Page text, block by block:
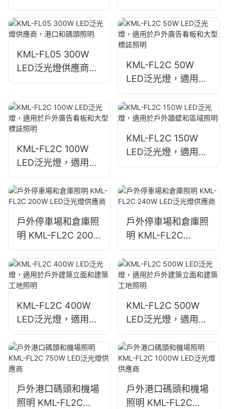
適用於工業廠房、廣
告看板和大型標誌照
明。
適用於廣場和公園照
明
KML-FL05 300W
LED泛光燈供應商，
港口和碼頭照明
KML-FL2C 50W
LED泛光燈，適用於
戶外廣告看板和大型
標誌照明
KML-FL2C 100W
LED泛光燈，適用於
戶外廣告看板和大型
標誌照明
KML-FL2C 150W
LED泛光燈，適用於
戶外牆壁和區域照明
戶外停車場和倉庫照
明 KML-FL2C 200W
LED泛光燈供應商
戶外停車場和倉庫照
明 KML-FL2C
240W LED泛光燈供
應商
KML-FL2C 400W
LED泛光燈，適用於
戶外建築立面和建築
工地照明
KML-FL2C 500W
LED泛光燈，適用於
戶外建築立面和建築
工地照明
戶外港口碼頭和機場
照明 KML-FL2C
戶外港口碼頭和機場
照明 KML-FL2C